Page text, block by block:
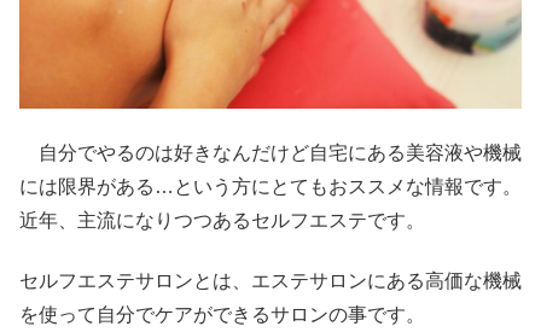
自分でやるのは好きなんだけど自宅にある美容液や機械
には限界がある…という方にとてもおススメな情報です。
近年、主流になりつつあるセルフエステです。
セルフエステサロンとは、エステサロンにある高価な機械
を使って自分でケアができるサロンの事です。